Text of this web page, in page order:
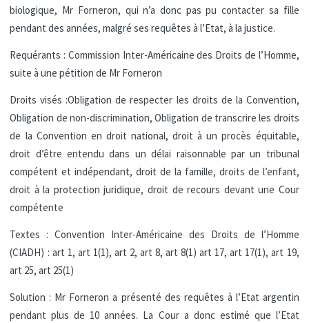
biologique, Mr Forneron, qui n’a donc pas pu contacter sa fille
pendant des années, malgré ses requêtes à l’Etat, à la justice.
Requérants : Commission Inter-Américaine des Droits de l’Homme,
suite à une pétition de Mr Forneron
Droits visés :Obligation de respecter les droits de la Convention,
Obligation de non-discrimination, Obligation de transcrire les droits
de la Convention en droit national, droit à un procès équitable,
droit d’être entendu dans un délai raisonnable par un tribunal
compétent et indépendant, droit de la famille, droits de l’enfant,
droit à la protection juridique, droit de recours devant une Cour
compétente
Textes : Convention Inter-Américaine des Droits de l’Homme
(CIADH) : art 1, art 1(1), art 2, art 8, art 8(1) art 17, art 17(1), art 19,
art 25, art 25(1)
Solution : Mr Forneron a présenté des requêtes à l’Etat argentin
pendant plus de 10 années. La Cour a donc estimé que l’Etat